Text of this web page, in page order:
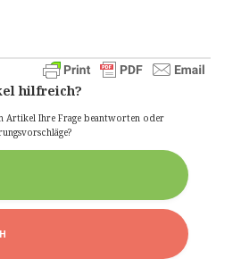
hilfreich?
Artikel Ihre Frage beantworten oder